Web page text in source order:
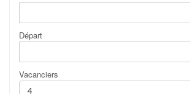
Départ
Vacanciers